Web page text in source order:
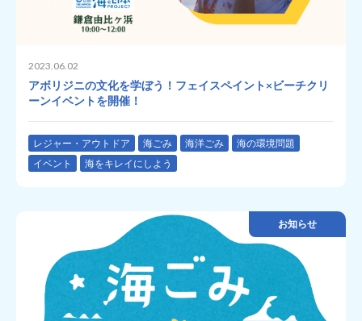
2023.06.02
アボリジニの文化を学ぼう！フェイスペイント×ビーチクリ
ーンイベントを開催！
レジャー・アウトドア 海ごみ 海洋ごみ
海の環境問題
イベント
海をキレイにしよう
お知らせ